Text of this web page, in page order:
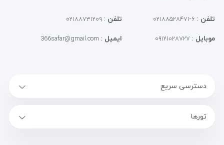
تلفن : ۶-۰۲۱۸۸۵۲۸۴۷۱ تلفن : ۰۲۱۸۸۷۳۱۲۰۹
موبایل : ۰۹۱۲۱۰۲۸۷۲۷ ایمیل :
366safar@gmail.com
دسترسی سریع
تورها